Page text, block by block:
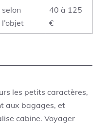
selon
l’objet
40 à 125
€
les petits caractères,
aux bagages, et
cabine. Voyager